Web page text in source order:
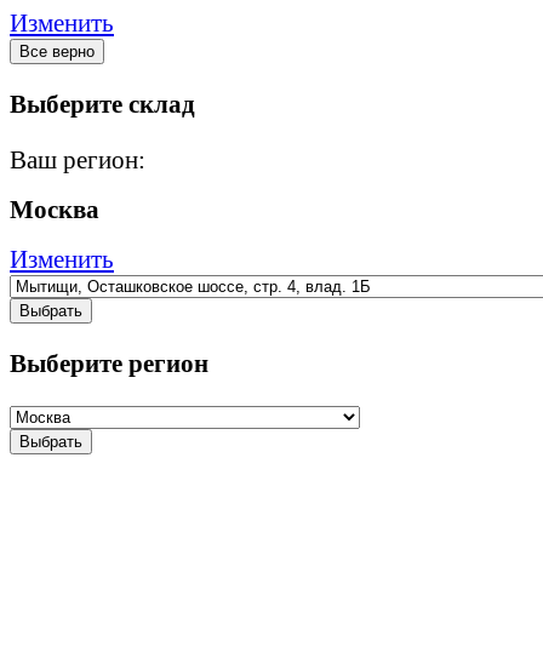
Изменить
Все верно
Выберите склад
Ваш регион:
Москва
Изменить
Выбрать
Выберите регион
Выбрать